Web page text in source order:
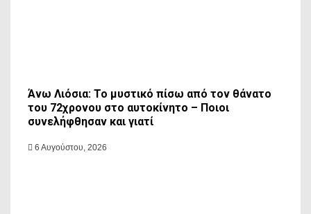
Άνω Λιόσια: Το μυστικό πίσω από τον θάνατο
του 72χρονου στο αυτοκίνητο – Ποιοι
συνελήφθησαν και γιατί
6 Αυγούστου, 2026